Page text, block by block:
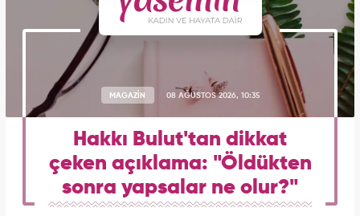
MAGAZİN 08 AĞUSTOS 2026, 10:35
Hakkı Bulut'tan dikkat
çeken açıklama: "Öldükten
sonra yapsalar ne olur?"